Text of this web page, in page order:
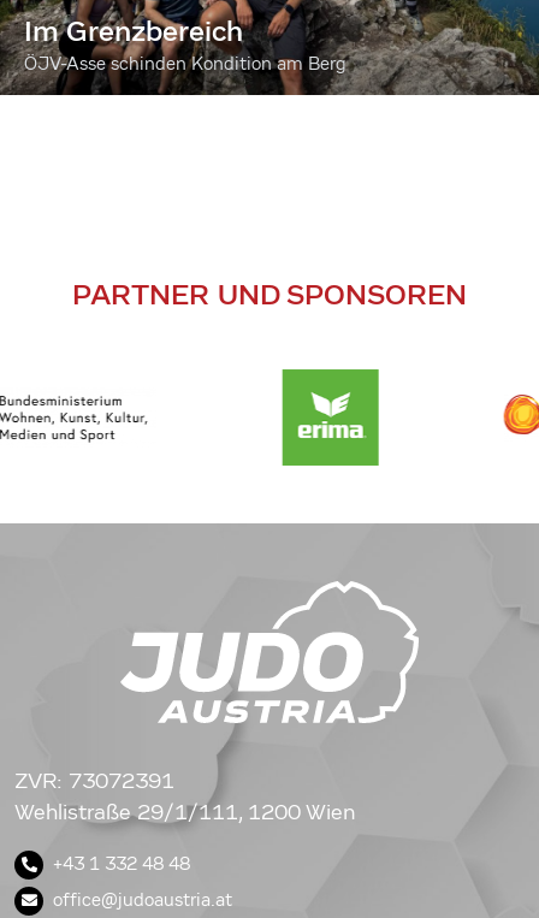
Im Grenzbereich
ÖJV-Asse schinden Kondition am Berg
PARTNER UND SPONSOREN
ZVR: 73072391
Wehlistraße 29/1/111, 1200 Wien
+43 1 332 48 48
office@judoaustria.at